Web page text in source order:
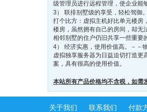
级管理员进行远程管理，使企业能
3） 联排别墅级的享受，轻松驾御
打个比方：虚拟主机好比单元楼房
楼房，虽然拥有自己的房间，却无
相邻别墅的住户仍旧共享一些重要
4） 经济实惠，使用价值高。－－
虚拟独享服务器为日益迫切打造
案，具有很高的使用价值。
本站所有产品价格均不含税，如需
关于我们 联系我们 付款